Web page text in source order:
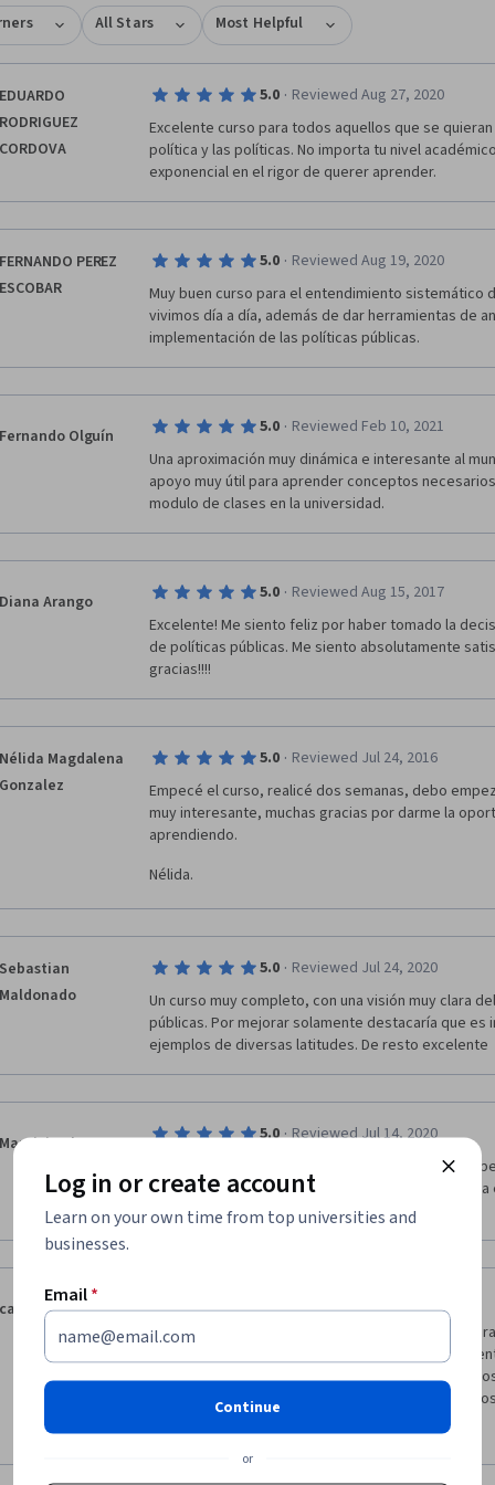
All Stars Most Helpful
EDUARDO
RODRIGUEZ
CORDOVA
5.0 · Reviewed Aug 27, 2020
Excelente curso para todos aquellos que se
política y las políticas. No importa tu nivel
exponencial en el rigor de querer aprender.
FERNANDO PEREZ
ESCOBAR
5.0 · Reviewed Aug 19, 2020
Muy buen curso para el entendimiento sistemático
vivimos día a día, además de dar herramientas de
implementación de las políticas públicas.
Fernando Olguín 5.0 · Reviewed Feb 10, 2021
Una aproximación muy dinámica e interesante al
apoyo muy útil para aprender conceptos
modulo de clases en la universidad.
Diana Arango 5.0 · Reviewed Aug 15, 2017
Excelente! Me siento feliz por haber tomado la
de políticas públicas. Me siento absolutamente
gracias!!!!
Nélida Magdalena
Gonzalez
5.0 · Reviewed Jul 24, 2016
Empecé el curso, realicé dos semanas, debo
muy interesante, muchas gracias por darme la
aprendiendo.
Nélida.
Sebastian
Maldonado
5.0 · Reviewed Jul 24, 2020
Un curso muy completo, con una visión muy clara
públicas. Por mejorar solamente destacaría que es
ejemplos de diversas latitudes. De resto excelente
Mauricio Alzerreca 5.0 · Reviewed Jul 14, 2020
Es un curso muy bien organizado, el contenido es
aprendizaje mejorará mi capacidad de análisis de
políticas públicas. Muchas Gracias !!!
carlos castellanos
Me gusto mucho el curso, y estoy infinitamente
haberme permitido el financiamiento para el
constructiva me gustaría hacer mención que
encontraban en los links señalados, muchos de
maestros impartieron este curso; totalmente
entre España y latinoamerica existen diferencias
Show more
Log in or create account
Learn on your own time from top universities and
businesses.
Email*
Continue
or